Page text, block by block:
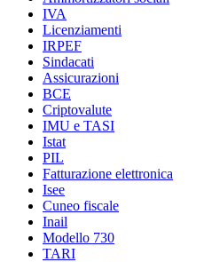
IVA
Licenziamenti
IRPEF
Sindacati
Assicurazioni
BCE
Criptovalute
IMU e TASI
Istat
PIL
Fatturazione elettronica
Isee
Cuneo fiscale
Inail
Modello 730
TARI